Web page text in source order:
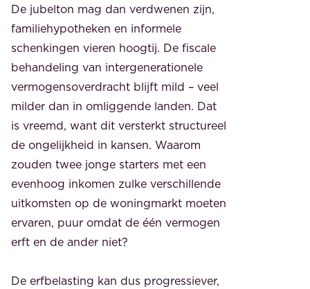
De jubelton mag dan verdwenen zijn,
familiehypotheken en informele
schenkingen vieren hoogtij. De fiscale
behandeling van intergenerationele
vermogensoverdracht blijft mild – veel
milder dan in omliggende landen. Dat
is vreemd, want dit versterkt structureel
de ongelijkheid in kansen. Waarom
zouden twee jonge starters met een
evenhoog inkomen zulke verschillende
uitkomsten op de woningmarkt moeten
ervaren, puur omdat de één vermogen
erft en de ander niet?
De erfbelasting kan dus progressiever,